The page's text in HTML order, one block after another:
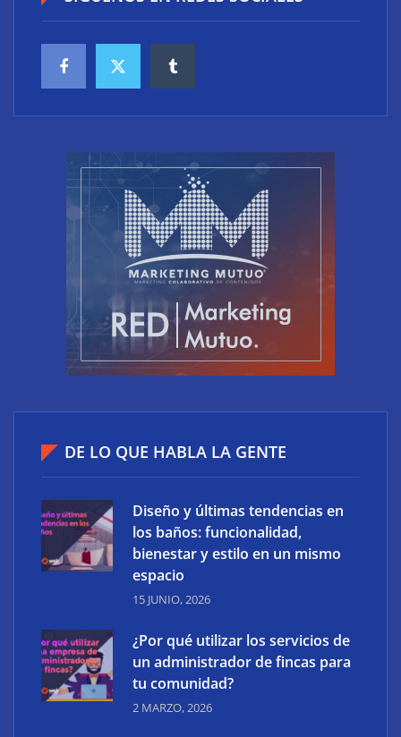
soporte tecnológico
DE LO QUE HABLA LA GENTE
Diseño y últimas tendencias en
los baños: funcionalidad,
bienestar y estilo en un mismo
espacio
15 JUNIO, 2026
¿Por qué utilizar los servicios de
un administrador de fincas para
tu comunidad?
2 MARZO, 2026